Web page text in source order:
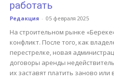
работать
Редакция - 05 февраля 2025
На строительном рынке
конфликт. После того, как
перестрелке, новая
договоры аренды
их заставят платить заново или